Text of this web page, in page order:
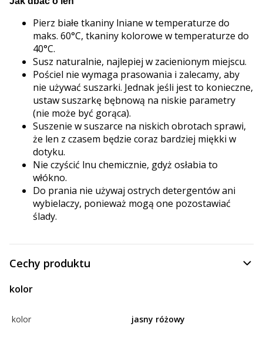
Pierz białe tkaniny lniane w temperaturze do
maks. 60°C, tkaniny kolorowe w temperaturze do
40°C.
Susz naturalnie, najlepiej w zacienionym miejscu.
Pościel nie wymaga prasowania i zalecamy, aby
nie używać suszarki. Jednak jeśli jest to konieczne,
ustaw suszarkę bębnową na niskie parametry
(nie może być gorąca).
Suszenie w suszarce na niskich obrotach sprawi,
że len z czasem będzie coraz bardziej miękki w
dotyku.
Nie czyścić lnu chemicznie, gdyż osłabia to
włókno.
Do prania nie używaj ostrych detergentów ani
wybielaczy, ponieważ mogą one pozostawiać
ślady.
Cechy produktu
kolor
kolor jasny różowy